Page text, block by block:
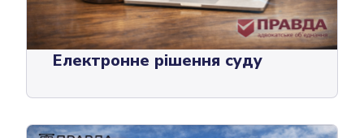
Електронне рішення суду